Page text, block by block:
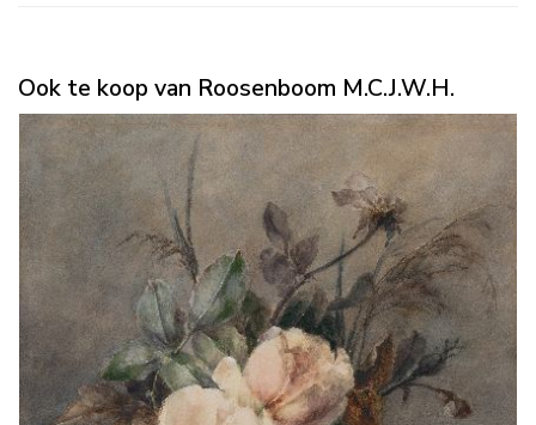
Ook te koop van Roosenboom M.C.J.W.H.